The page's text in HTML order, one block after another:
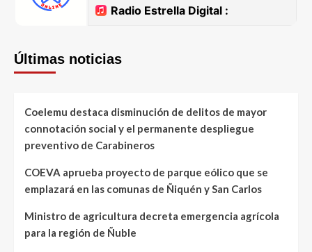
Últimas noticias
Coelemu destaca disminución de delitos de mayor
connotación social y el permanente despliegue
preventivo de Carabineros
COEVA aprueba proyecto de parque eólico que se
emplazará en las comunas de Ñiquén y San Carlos
Ministro de agricultura decreta emergencia agrícola
para la región de Ñuble